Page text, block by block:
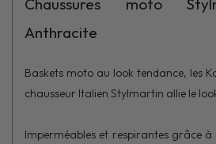
Chaussures moto
Anthracite
Baskets moto au look tendance, les
chausseur Italien Stylmartin allie le
Imperméables et respirantes grâce